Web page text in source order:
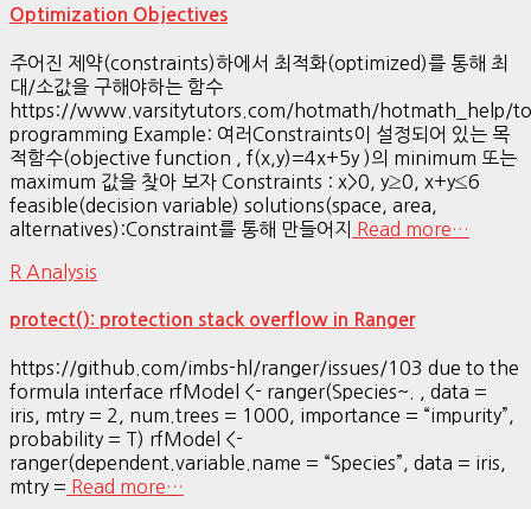
Optimization Objectives
주어진 제약(constraints)하에서 최적화(optimized)를 통해 최
대/소값을 구해야하는 함수
https://www.varsitytutors.com/hotmath/hotmath_help/
programming Example: 여러Constraints이 설정되어 있는 목
적함수(objective function , f(x,y)=4x+5y )의 minimum 또는
maximum 값을 찾아 보자 Constraints : x>0, y≥0, x+y≤6
feasible(decision variable) solutions(space, area,
alternatives):Constraint를 통해 만들어지
Read more…
R Analysis
protect(): protection stack overflow in Ranger
https://github.com/imbs-hl/ranger/issues/103 due to the
formula interface rfModel <- ranger(Species~. , data =
iris, mtry = 2, num.trees = 1000, importance = “impurity”,
probability = T) rfModel <-
ranger(dependent.variable.name = “Species”, data = iris,
mtry = Read more…